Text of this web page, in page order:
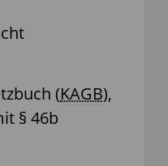
(KAGB),
§ 46b